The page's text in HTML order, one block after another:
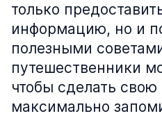
только
информацию, но и
полезными
путешественники
чтобы сделать свою
максимально